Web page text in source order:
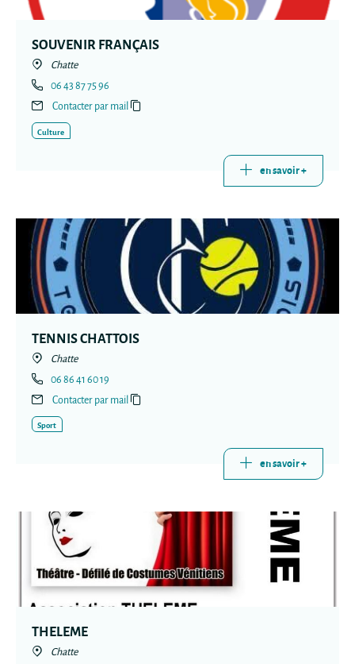
SOUVENIR FRANÇAIS
Chatte
06 43 87 75 96
Contacter par mail
Culture
en savoir +
TENNIS CHATTOIS
Chatte
06 86 41 60 19
Contacter par mail
Sport
en savoir +
THELEME
Chatte